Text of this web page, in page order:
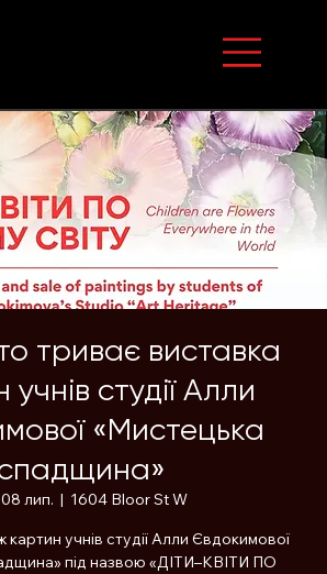
триває виставка
учнів студії Алли
«Мистецька
лип.
  |
1604 Bloor St W
учнів студії Алли Євдокимової
під назвою «ДІТИ–КВІТИ ПО